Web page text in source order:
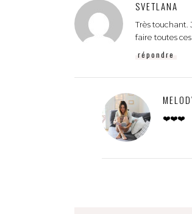
SVETLANA
Très touchant.
faire toutes
répondre
❤️❤️❤️